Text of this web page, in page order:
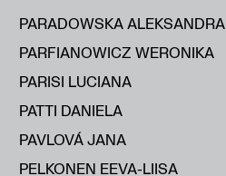
PARADOWSKA ALEKSANDRA
PARFIANOWICZ WERONIKA
PARISI LUCIANA
PATTI DANIELA
PAVLOVÁ JANA
PELKONEN EEVA-LIISA